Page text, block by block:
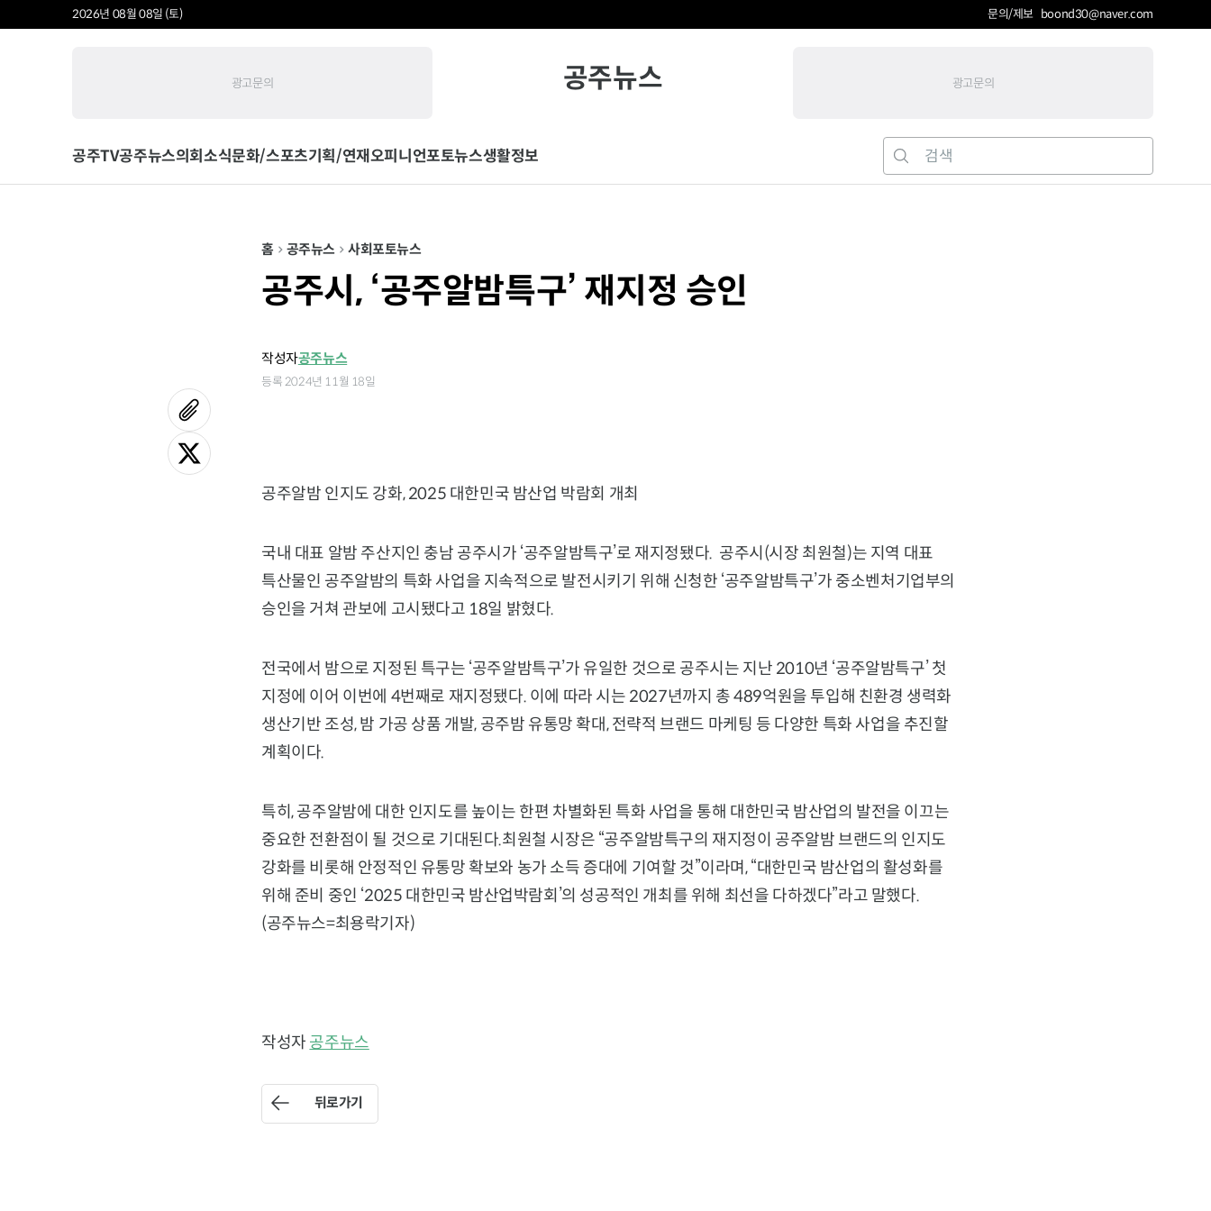
2026년 08월 08일 (토) 문의/제보 boond30@naver.com
광고문의 공주뉴스 광고문의
공주TV공주뉴스의회소식문화/스포츠기획/연재오피니언포토뉴스생활정보
홈 공주뉴스 사회포토뉴스
공주시, ‘공주알밤특구’ 재지정 승인
작성자공주뉴스
등록 2024년 11월 18일
공주알밤 인지도 강화, 2025 대한민국 밤산업 박람회 개최
국내 대표 알밤 주산지인 충남 공주시가 ‘공주알밤특구’로 재지정됐다. 공주시(시장 최원철)는 지역 대표
특산물인 공주알밤의 특화 사업을 지속적으로 발전시키기 위해 신청한 ‘공주알밤특구’가 중소벤처기업부의
승인을 거쳐 관보에 고시됐다고 18일 밝혔다.
전국에서 밤으로 지정된 특구는 ‘공주알밤특구’가 유일한 것으로 공주시는 지난 2010년 ‘공주알밤특구’ 첫
지정에 이어 이번에 4번째로 재지정됐다. 이에 따라 시는 2027년까지 총 489억원을 투입해 친환경 생력화
생산기반 조성, 밤 가공 상품 개발, 공주밤 유통망 확대, 전략적 브랜드 마케팅 등 다양한 특화 사업을 추진할
계획이다.
특히, 공주알밤에 대한 인지도를 높이는 한편 차별화된 특화 사업을 통해 대한민국 밤산업의 발전을 이끄는
중요한 전환점이 될 것으로 기대된다.최원철 시장은 “공주알밤특구의 재지정이 공주알밤 브랜드의 인지도
강화를 비롯해 안정적인 유통망 확보와 농가 소득 증대에 기여할 것”이라며, “대한민국 밤산업의 활성화를
위해 준비 중인 ‘2025 대한민국 밤산업박람회’의 성공적인 개최를 위해 최선을 다하겠다”라고 말했다.
(공주뉴스=최용락기자)
작성자 공주뉴스
뒤로가기